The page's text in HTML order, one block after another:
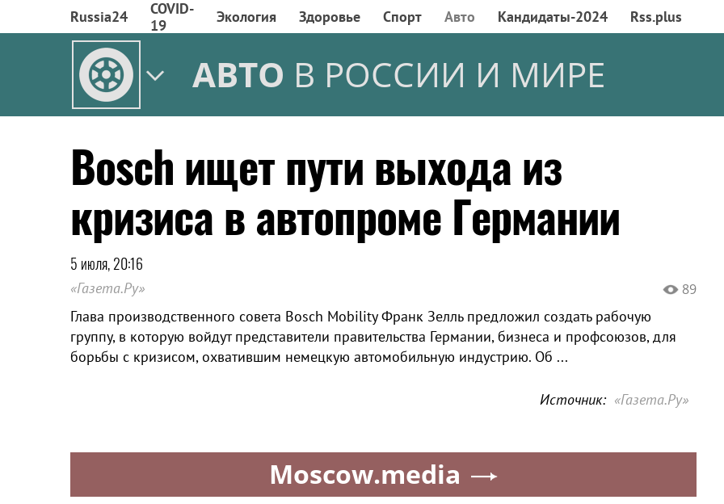
Russia24
COVID-
19
Экология Здоровье Спорт Авто Кандидаты-2024 Rss.plus
АВТО В РОССИИ И МИРЕ
Bosch ищет пути выхода из
кризиса в автопроме Германии
5 июля, 20:16
«Газета.Ру» 89
Глава производственного совета Bosch Mobility Франк Зелль предложил создать рабочую
группу, в которую войдут представители правительства Германии, бизнеса и профсоюзов, для
борьбы с кризисом, охватившим немецкую автомобильную индустрию. Об ...
Источник: «Газета.Ру»
Moscow.media